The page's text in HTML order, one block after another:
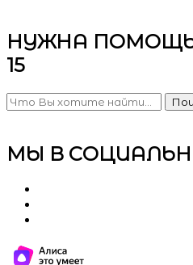
НУЖНА ПОМОЩЬ?
15
МЫ В